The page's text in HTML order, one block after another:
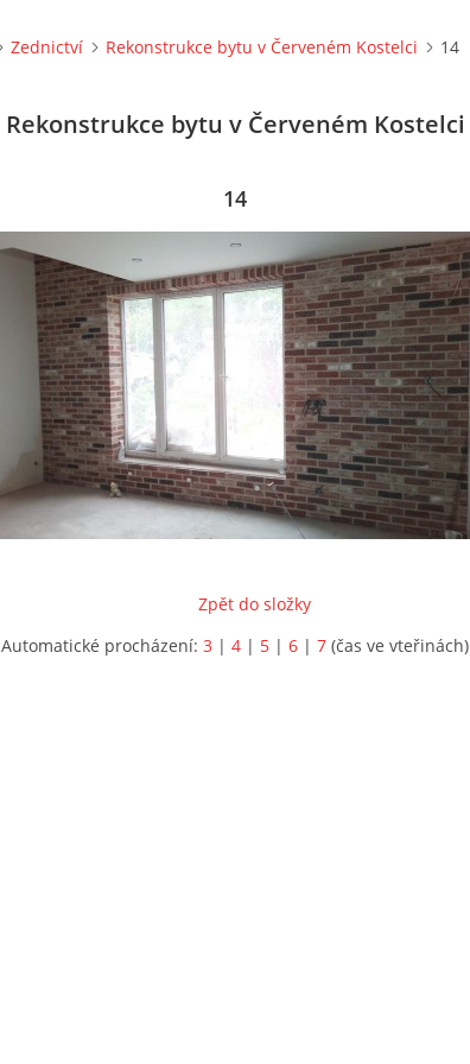
Zednictví Rekonstrukce bytu v Červeném Kostelci 14
Rekonstrukce bytu v Červeném Kostelci
14
Zpět do složky
Automatické procházení: 3 | 4 | 5 | 6 | 7 (čas ve vteřinách)